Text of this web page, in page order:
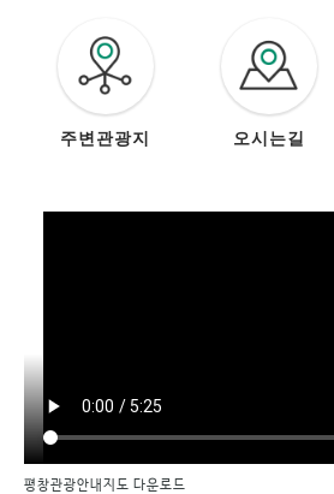
주변관광지 오시는길
평창관광안내지도 다운로드